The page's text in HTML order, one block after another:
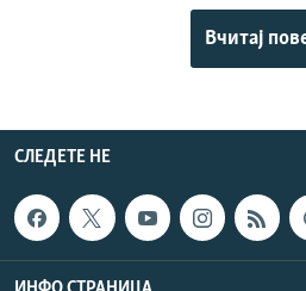
Вчитај
СЛЕДЕТЕ НЕ